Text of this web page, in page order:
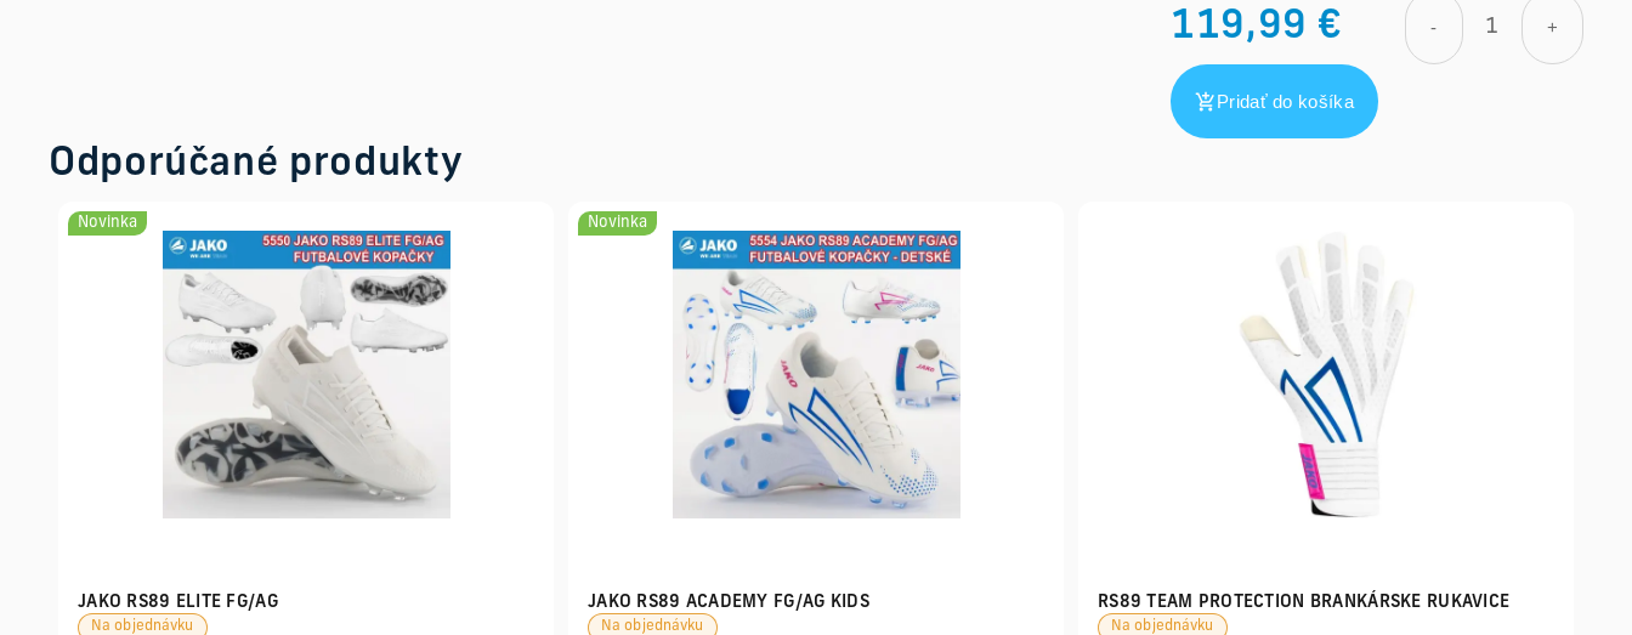
119,99 € - +
Pridať do košíka
Odporúčané produkty
Novinka
JAKO RS89 ELITE FG/AG
Na objednávku
Novinka
JAKO RS89 ACADEMY FG/AG KIDS
Na objednávku
RS89 TEAM PROTECTION BRANKÁRSKE RUKAVICE
Na objednávku